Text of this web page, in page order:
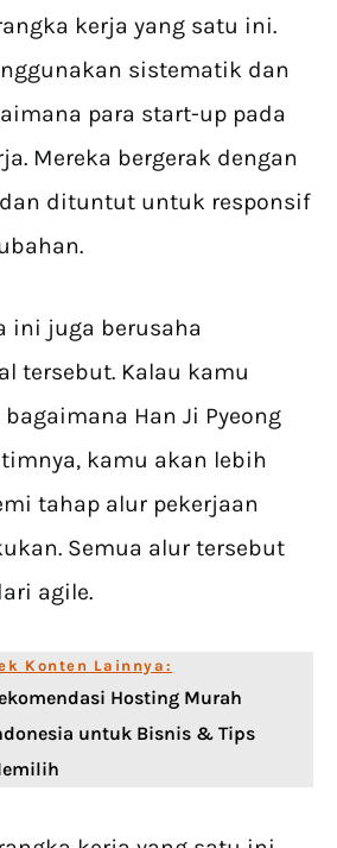
kerja yang satu ini.
sistematik dan
para start-up pada
Mereka bergerak dengan
dituntut untuk responsif
ini juga berusaha
tersebut. Kalau kamu
Han Ji Pyeong
kamu akan lebih
tahap alur pekerjaan
Semua alur tersebut
agile.
Konten Lainnya:
Hosting Murah
untuk Bisnis & Tips